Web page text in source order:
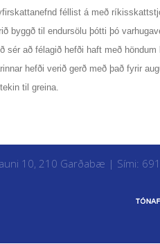
féllist á með
byggð til endursölu þótti þó
að félagið hefði haft með
hefði verið gerð með það fyrir
til greina.
10, 210 Garðabæ | Sími: